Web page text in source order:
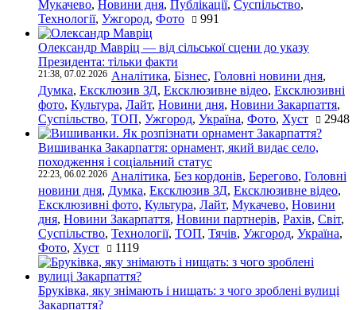
Мукачево, Новини дня, Публікації, Суспільство,
Технології, Ужгород, Фото 991
Олександр Мавріц — від сільської сцени до указу
Президента: тільки факти
21:38, 07.02.2026 Аналітика, Бізнес, Головні новини дня,
Думка, Ексклюзив ЗД, Ексклюзивне відео, Ексклюзивні
фото, Культура, Лайт, Новини дня, Новини Закарпаття,
Суспільство, ТОП, Ужгород, Україна, Фото, Хуст 2948
Вишиванка Закарпаття: орнамент, який видає село,
походження і соціальний статус
22:23, 06.02.2026 Аналітика, Без кордонів, Берегово, Головні
новини дня, Думка, Ексклюзив ЗД, Ексклюзивне відео,
Ексклюзивні фото, Культура, Лайт, Мукачево, Новини
дня, Новини Закарпаття, Новини партнерів, Рахів, Світ,
Суспільство, Технології, ТОП, Тячів, Ужгород, Україна,
Фото, Хуст 1119
Бруківка, яку знімають і нищать: з чого зроблені вулиці
Закарпаття?